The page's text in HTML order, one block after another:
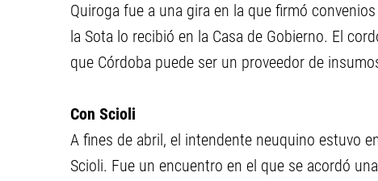
Quiroga fue a una gira en la que firmó
la Sota lo recibió en la Casa de Gobierno. El
que Córdoba puede ser un proveedor de
Con Scioli
A fines de abril, el intendente neuquino estuvo
Scioli. Fue un encuentro en el que se acordó